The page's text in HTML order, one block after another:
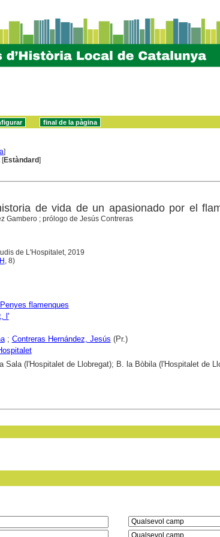
]
[Estàndard]
de vida de un apasionado por el
Gambero ; prólogo de Jesús Contreras
de L'Hospitalet, 2019
, 8)
Penyes flamenques
l'
; Contreras Hernández, Jesús (Pr.)
Sala (l'Hospitalet de Llobregat); B. la Bòbila (l'Hospitalet de